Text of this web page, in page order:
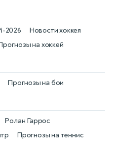
Новости хоккея
на хоккей
2026
Прогнозы на бои
Прогнозы на теннис
Ролан Гаррос